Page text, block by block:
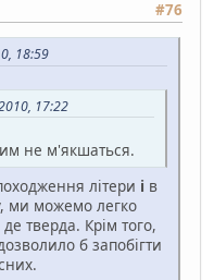
#76
18:59
17:22
не м'якшаться.
літери і в
ми можемо легко
тверда. Крім того,
б запобігти